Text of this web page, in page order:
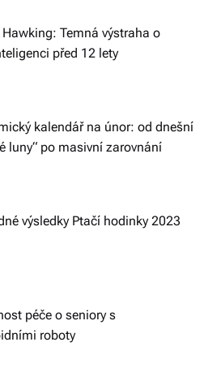
Hawking: Temná výstraha o
před 12 lety
kalendář na únor: od dnešní
luny“ po masivní zarovnání
výsledky Ptačí hodinky 2023
péče o seniory s
roboty